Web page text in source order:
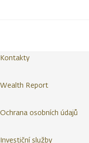
Kontakty
Wealth Report
Ochrana osobních údajů
Investiční služby